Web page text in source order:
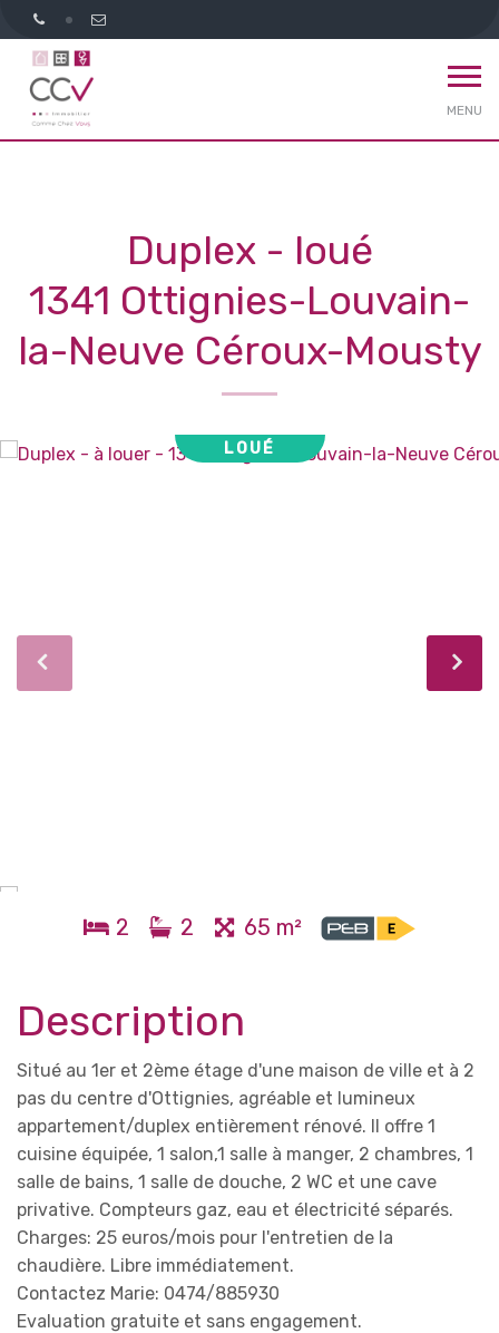
MENU
Duplex - loué
1341 Ottignies-Louvain-
la-Neuve Céroux-Mousty
LOUÉ
2 2 65 m²
Description
Situé au 1er et 2ème étage d'une maison de ville et à 2
pas du centre d'Ottignies, agréable et lumineux
appartement/duplex entièrement rénové. II offre 1
cuisine équipée, 1 salon,1 salle à manger, 2 chambres, 1
salle de bains, 1 salle de douche, 2 WC et une cave
privative. Compteurs gaz, eau et électricité séparés.
Charges: 25 euros/mois pour l'entretien de la
chaudière. Libre immédiatement.
Contactez Marie: 0474/885930
Evaluation gratuite et sans engagement.